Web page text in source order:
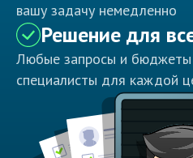
вашу задачу немедленно
Решение для
Любые запросы и бюджеты
специалисты для каждой